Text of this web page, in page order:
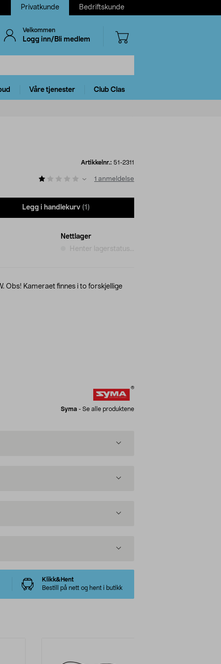
Privatkunde Bedriftskunde
Velkommen
Logg inn/Bli medlem
Våre tjenester Club Clas
Artikkelnr.: 51-2311
1 anmeldelse
Legg i handlekurv (1)
Nettlager
Henter lagerstatus...
Obs! Kameraet finnes i to forskjellige
Syma - Se alle produktene
Klikk&Hent
Bestill på nett og hent i butikk